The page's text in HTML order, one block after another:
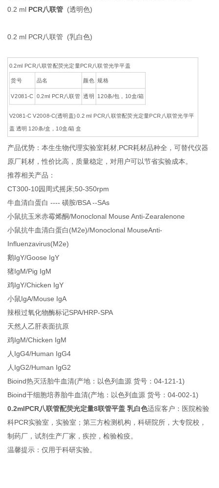
0.2 ml PCR八联管 (透明色)
0.2 ml PCR八联管 (乳白色)
0.2ml PCR八联管配荧光定量PCR八联管光学平盖
货号 品名 颜色 规格
V2081-C 0.2ml PCR八联管 透明 120条/包，10盒/箱
V2081-C V2008-C(透明盖) 0.2 ml PCR八联管配荧光定量PCR八联管光学平
盖 透明 120条/盒，10盒/箱 盒
产品优势：本生生物代理实验室耗材,PCR耗材品种全，可替代仪器
原厂耗材，性价比高，质量稳定，对用户可以节省实验成本。
推荐相关产品：
CT300-10园周式摇床;50-350rpm
牛血清白蛋白 ---- 磺胺/BSA --SAs
小鼠抗玉米赤霉烯酮/Monoclonal Mouse Anti-Zearalenone
小鼠抗牛血清白蛋白(M2e)/Monoclonal MouseAnti-
Influenzavirus(M2e)
鹅IgY/Goose IgY
猪IgM/Pig IgM
鸡IgY/Chicken IgY
小鼠IgA/Mouse IgA
辣根过氧化物酶标记SPA/HRP-SPA
天然人乙肝表面抗原
鸡IgM/Chicken IgM
人IgG4/Human IgG4
人IgG2/Human IgG2
Bioind热灭活胎牛血清(产地：以色列血源 货号：04-121-1)
Bioind干细胞培养胎牛血清(产地：以色列血源 货号：04-002-1)
0.2mlPCR八联管配荧光定量8联管平盖 乳白色适应客户：医院检验
科PCR实验室，实验室；第三方检测机构，科研院所，大专院校，
制药厂，试剂生产厂家，疾控，检验检疫。
温馨提示：仅用于科研实验。